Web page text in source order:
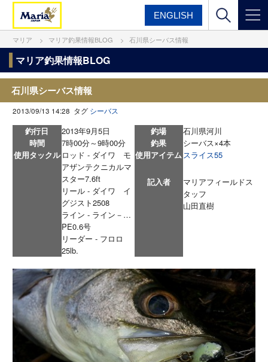
ENGLISH
マリア マリア釣果情報BLOG 石川県シーバス情報
マリア釣果情報BLOG
石川県シーバス情報
2013/09/13 14:28 タグ シーバス
釣行日 2013年9月5日 釣場
石川県河川
時間
7時00分～9時00分 釣果
シーバス×4本
使用タックル ロッド - ダイワ モ
アザンテクニカルマ
スター7.6ft
リール - ダイワ イ
グジスト2508
ライン - ライン－…
PE0.6号
リーダー - フロロ
25lb.
使用アイテムスライス55
記入者
マリアフィールドス
タッフ
山田直樹